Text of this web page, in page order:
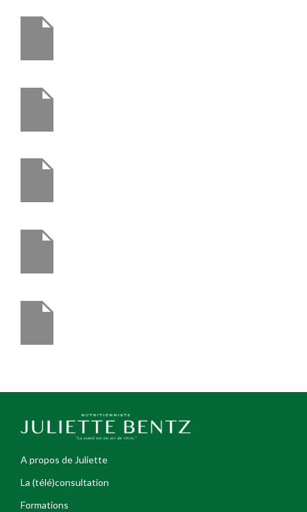
A propos de Juliette
La (télé)consultation
Formations